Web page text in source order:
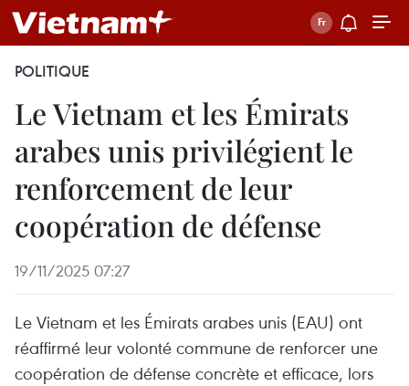
POLITIQUE
Le Vietnam et les Émirats
arabes unis privilégient le
renforcement de leur
coopération de défense
19/11/2025 07:27
Le Vietnam et les Émirats arabes unis (EAU) ont
réaffirmé leur volonté commune de renforcer une
coopération de défense concrète et efficace, lors